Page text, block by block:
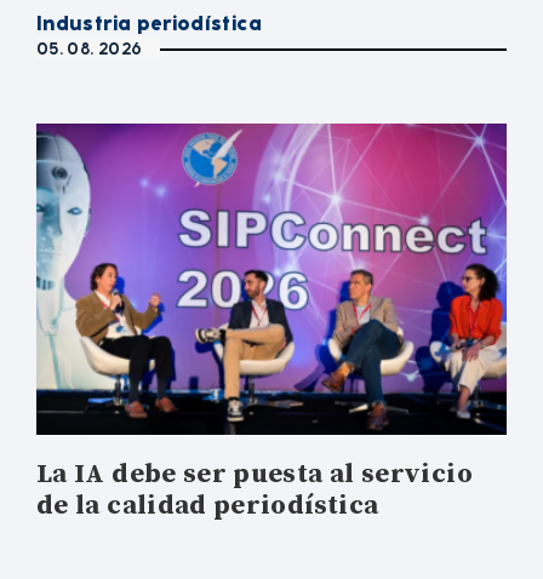
Industria periodística
05. 08. 2026
La IA debe ser puesta al servicio
de la calidad periodística